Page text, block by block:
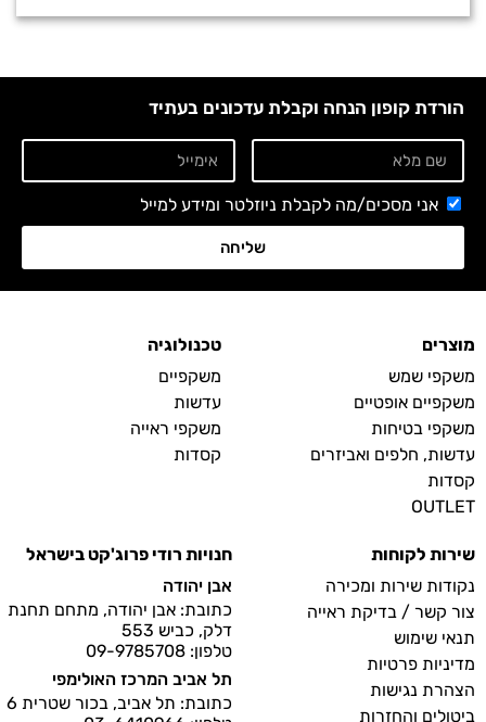
הורדת קופון הנחה וקבלת עדכונים בעתיד
אני מסכים/מה לקבלת ניוזלטר ומידע למייל
שליחה
מוצרים
משקפי שמש
משקפיים אופטיים
משקפי בטיחות
עדשות, חלפים ואביזרים
קסדות
OUTLET
טכנולוגיה
משקפיים
עדשות
משקפי ראייה
קסדות
שירות לקוחות
נקודות שירות ומכירה
צור קשר / בדיקת ראייה
תנאי שימוש
מדיניות פרטיות
הצהרת נגישות
ביטולים והחזרות
חנויות רודי פרוג'קט בישראל
אבן יהודה
כתובת: אבן יהודה, מתחם תחנת
דלק, כביש 553
טלפון: 09-9785708
תל אביב המרכז האולימפי
כתובת: תל אביב, בכור שטרית 6